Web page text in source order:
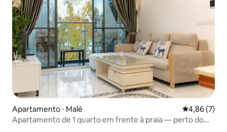
Apartamento ⋅ Malé 4,86 de uma
4,86 (7)
Apartamento de 1 quarto em frente à praia — perto do